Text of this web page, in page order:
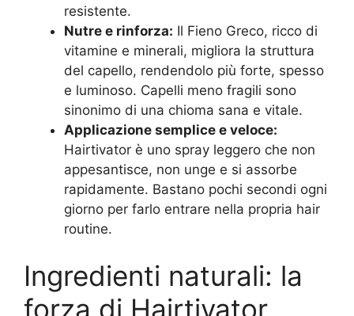
resistente.
Nutre e rinforza: Il Fieno Greco, ricco di
vitamine e minerali, migliora la struttura
del capello, rendendolo più forte, spesso
e luminoso. Capelli meno fragili sono
sinonimo di una chioma sana e vitale.
Applicazione semplice e veloce:
Hairtivator è uno spray leggero che non
appesantisce, non unge e si assorbe
rapidamente. Bastano pochi secondi ogni
giorno per farlo entrare nella propria hair
routine.
Ingredienti naturali: la
forza di Hairtivator